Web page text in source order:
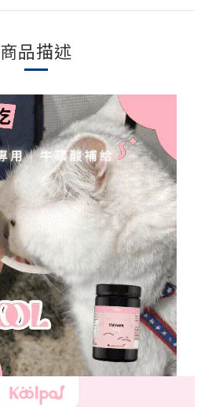
商品描述